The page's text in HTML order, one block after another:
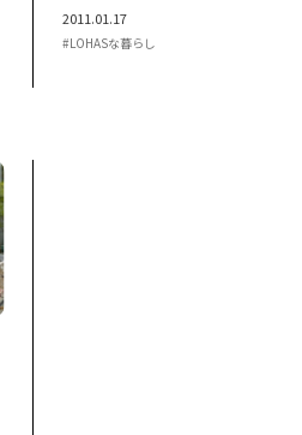
2011.01.17
LOHASな暮らし